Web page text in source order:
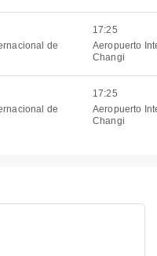
de
17:25
Aeropuerto
Changi
de
17:25
Aeropuerto
Changi